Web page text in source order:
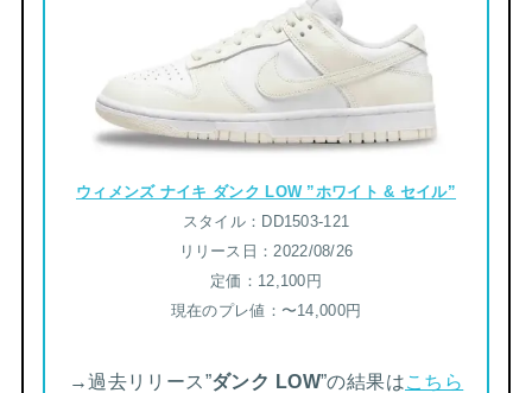
ウィメンズ ナイキ ダンク LOW ”ホワイト & セイル”
スタイル：DD1503-121
リリース日：2022/08/26
定価：12,100円
現在のプレ値：〜14,000円
→過去リリース”ダンク LOW”の結果はこちら